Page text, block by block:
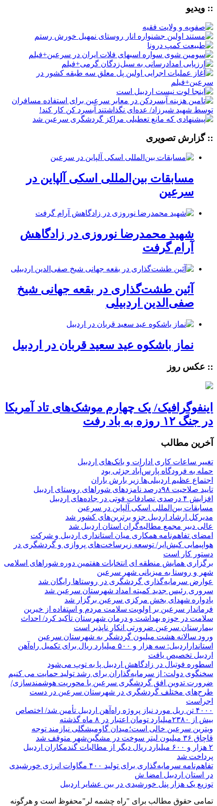
:: ویدیو
:: گزارش تصویری
مسابقات بین‌المللی اسکی آلپاین در
سرعین
شهید محمدرضا نوروزی در زادگاهش
آرام گرفت
آئین طشت‌گذاری در بقعه جهانی شیخ
صفی‌الدین اردبیلی
نماز باشکوه عید سعید قربان در اردبیل
:: عکس روز
اینفوگرافیک/ یک چهارم موشک‌های تاد آمریکا
در جنگ ۱۲ روزه به باد رفت
آخرین مطالب
تغییر ساعات کاری ادارات و بانک‌های اردبیل
حمله به فرودگاه پارس‌‌آباد جزئی بود
اجتماع عظیم اردبیلی‌ها زیر بارش باران
تایید صلاحیت ۹۸درصد نامزدهای شوراهای روستای اردبیل
افزایش ۴ درصدی تصادفات فوتی در جاده‌های اردبیل
مسابقات بین‌المللی اسکی آلپاین در سرعین
مدیرکل ارشاد اردبیل جزو برترین‌های کشور شد
عالی دبیر مجمع مطالبه‌گران استان اردبیل شد
امضای تفاهم‌نامه همکاری میان استانداری اردبیل و شرکت
هواپیمایی کیش‌ایر/ توسعه زیرساخت‌های پروازی و گردشگری در
دستور کار است
برگزاری همایش منطقه ای انتخابات هفتمین دوره شوراهای اسلامی
شهر و روستا به میزبانی شهر سرعین
عوارض سرمایه‌گذاری گردشگری در روستاها رایگان شد
سروری رئیس جدید کمیته امداد شهرستان سرعین شد
یادواره شهدای بخش مرکزی سرعین برگزار شد
فرماندار سرعین بر اولویت سلامت مردم و استفاده از خیرین
سلامت در حوزه بهداشت و درمان شهرستان تأکید کرد/ احداث
بیمارستان سرعین ضرورتی انکار ناپذیر است
ورود سالانه هشت میلیون گردشگر به شهرستان سرعین
استانداراردبیل: سه هزار و ۵۰۰ میلیارد ریال برای تکمیل راه‌آهن
اردبیل تخصیص یافت
اسطوره فوتبال در زادگاهش اردبیل پا به توپ می‌شود
سخنگوی دولت: از سرمایه‌گذاران برای رشد تولید حمایت می کنیم
ضرورت تدوین افق گردشگری سرعین با محوریت هوشمندسازی/
طرح‌های مختلف گردشگری در شهرستان سرعین در دست
اجراست
۴۰۰۰ تن ریل مورد نیاز پروژه راه‌آهن اردبیل تأمین شد/ اختصاص
بیش از ۲۳۸۰میلیارد تومان اعتبار در ۸ ماه گذشته
ویترین سرعین خالی است؛میدان گاومیشگلی نیازمند توجه
قاچاق ۳۶ میلیون لیتر سوخت در مشگین‌شهر متوقف شد
۲ هزار و ۶۰۰‌ میلیارد ریال دیگر از مطالبات گندمکاران اردبیل
پرداخت شد
تفاهم‌نامه سرمایه‌گذاری برای تولید ۴۰۰ مگاوات انرژی خورشیدی
در استان اردبیل امضا ش
توزیع یک هزار پنل خورشیدی در بین عشایر اردبیل
تمامی حقوق مطالب برای "راه چشمه لر"محفوظ است و هرگونه